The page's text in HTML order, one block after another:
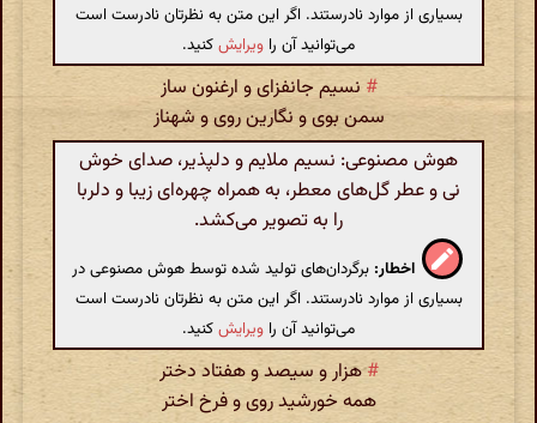
بسیاری از موارد نادرستند. اگر این متن به نظرتان نادرست است
می‌توانید آن را ویرایشکنید.
# نسیم جانفزای و ارغنون ساز
سمن بوی و نگارین روی و شهناز
هوش مصنوعی: نسیم ملایم و دلپذیر، صدای خوش
نی و عطر گل‌های معطر، به همراه چهره‌ای زیبا و دلربا
را به تصویر می‌کشد.
اخطار: برگردان‌های تولید شده توسط هوش مصنوعی در
بسیاری از موارد نادرستند. اگر این متن به نظرتان نادرست است
می‌توانید آن را ویرایشکنید.
#هزار و سیصد و هفتاد دختر
همه خورشید روی و فرخ اختر